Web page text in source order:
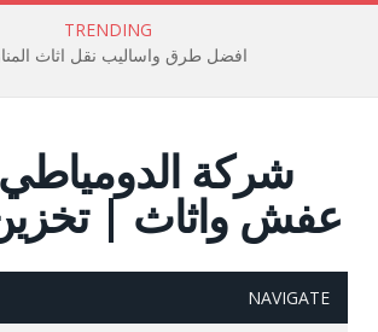
TRENDING
افضل طرق واساليب نقل اثاث
شركة
عفش واثاث | تخزين
NAVIGATE